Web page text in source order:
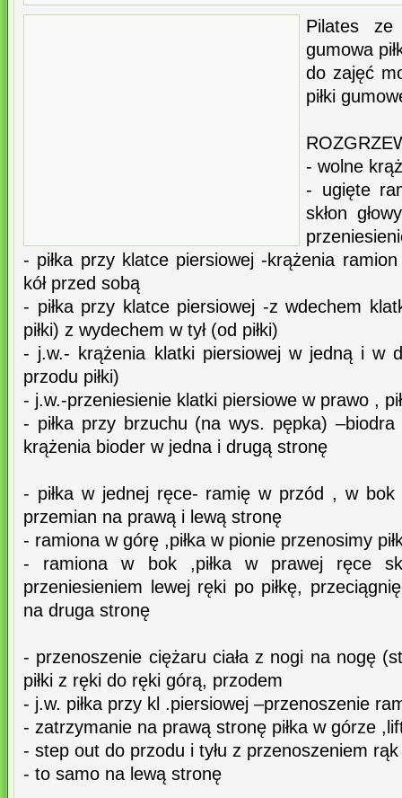
Pilates
gumowa
do zajęć
piłki
- wolne
- ugięte
skłon
- piłka przy klatce piersiowej -krążenia
kół przed sobą
- piłka przy klatce piersiowej -z wdechem
piłki) z wydechem w tył (od piłki)
- j.w.- krążenia klatki piersiowej w jedną i w
przodu piłki)
- j.w.-przeniesienie klatki piersiowe w prawo ,
- piłka przy brzuchu (na wys. pępka)
krążenia bioder w jedna i drugą stronę
- piłka w jednej ręce- ramię w przód , w
przemian na prawą i lewą stronę
- ramiona w górę ,piłka w pionie przenosimy
- ramiona w bok ,piłka w prawej ręce
przeniesieniem lewej ręki po piłkę,
na druga stronę
- przenoszenie ciężaru ciała z nogi na nogę
piłki z ręki do ręki górą, przodem
- j.w. piłka przy kl .piersiowej –przenoszenie
- zatrzymanie na prawą stronę piłka w górze
- step out do przodu i tyłu z przenoszeniem
- to samo na lewą stronę